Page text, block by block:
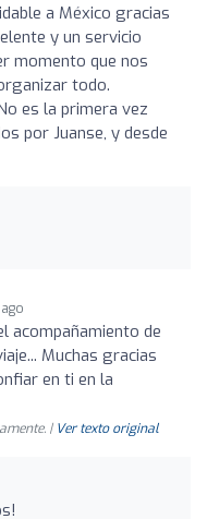
a México gracias
y un servicio
momento que nos
todo.
es la primera vez
por Juanse, y desde
acompañamiento de
Muchas gracias
en ti en la
| Ver texto original